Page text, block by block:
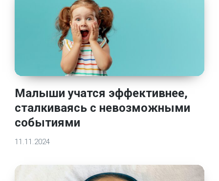
Малыши учатся эффективнее,
сталкиваясь с невозможными
событиями
11.11.2024